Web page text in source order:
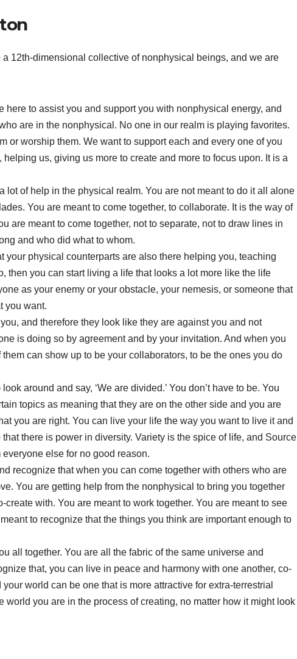
12th-dimensional collective of nonphysical beings, and we are
to assist you and support you with nonphysical energy, and
are in the nonphysical. No one in our realm is playing favorites.
or worship them. We want to support each and every one of you
us, giving us more to create and more to focus upon. It is a
lot of help in the physical realm. You are not meant to do it all alone
You are meant to come together, to collaborate. It is the way of
are meant to come together, not to separate, not to draw lines in
and who did what to whom.
your physical counterparts are also there helping you, teaching
then you can start living a life that looks a lot more like the life
as your enemy or your obstacle, your nemesis, or someone that
you want.
and therefore they look like they are against you and not
is doing so by agreement and by your invitation. And when you
can show up to be your collaborators, to be the ones you do
around and say, ‘We are divided.’ You don’t have to be. You
topics as meaning that they are on the other side and you are
you are right. You can live your life the way you want to live it and
there is power in diversity. Variety is the spice of life, and Source
else for no good reason.
recognize that when you can come together with others who are
You are getting help from the nonphysical to bring you together
with. You are meant to work together. You are meant to see
to recognize that the things you think are important enough to
all together. You are all the fabric of the same universe and
that, you can live in peace and harmony with one another, co-
world can be one that is more attractive for extra-terrestrial
world you are in the process of creating, no matter how it might look